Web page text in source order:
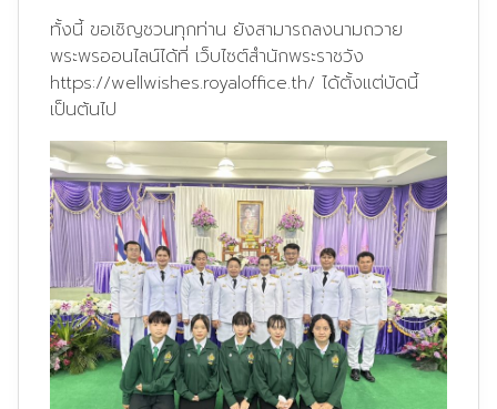
ทั้งนี้ ขอเชิญชวนทุกท่าน ยังสามารถลงนามถวาย
พระพรออนไลน์ได้ที่ เว็บไซต์สำนักพระราชวัง
https://wellwishes.royaloffice.th/ ได้ตั้งแต่บัดนี้
เป็นต้นไป